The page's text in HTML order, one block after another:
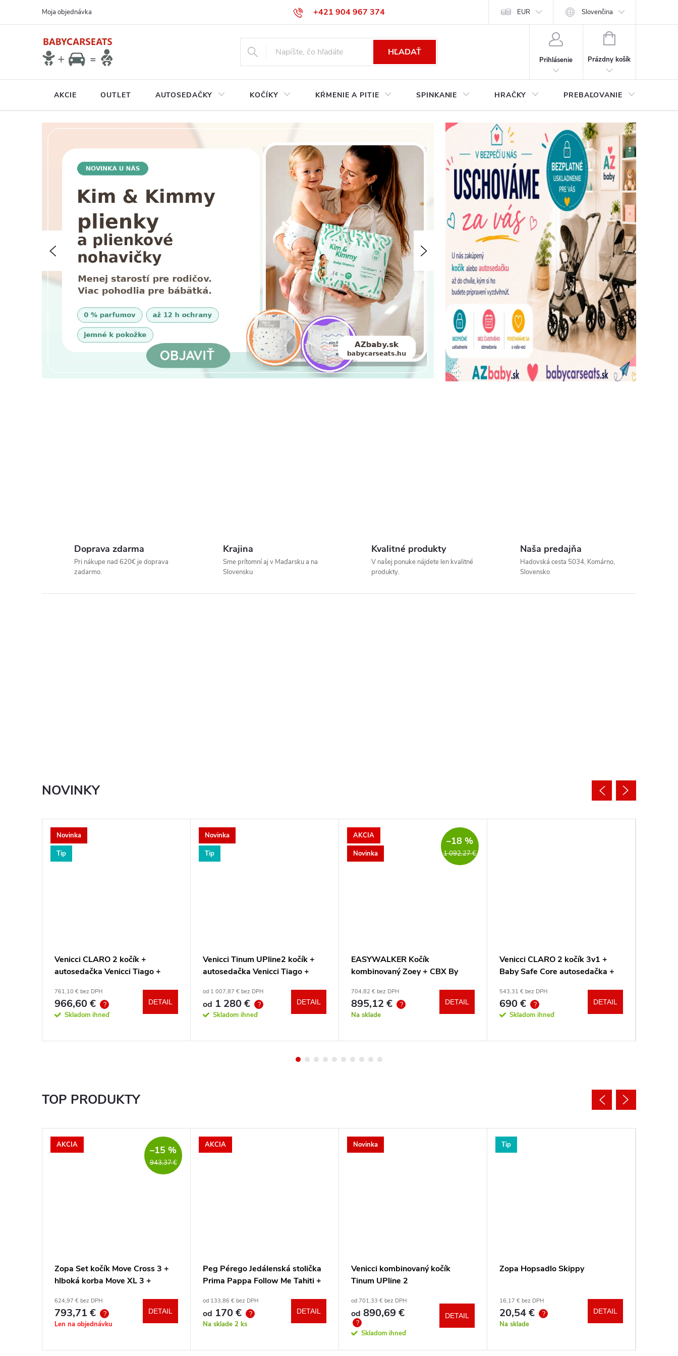
+421 904 967 374‬
info@babycarseats.sk
Moja objednávka EUR Slovenčina
HĽADAŤ
Prihlásenie
NÁKUPNÝ
Prázdny košík
AKCIE OUTLET AUTOSEDAČKY KOČÍKY KŔMENIE A PITIE SPINKANIE HRAČKY PREBAĽOVANIE
N
T
V
A
Predchádzajúce Nasledujúce
Doprava zdarma
Pri nákupe nad 620€ je doprava
zadarmo.
Krajina
Sme prítomní aj v Maďarsku a na
Slovensku
Kvalitné produkty
V našej ponuke nájdete len kvalitné
produkty.
Naša predajňa
Hadovská cesta 5034, Komárno,
Slovensko
NOVINKY
Novinka
Tip
Venicci CLARO 2 kočík +
autosedačka Venicci Tiago +
761,10 € bez DPH
966,60 € ?
Skladom ihneď
DETAIL
Novinka
Tip
Venicci Tinum UPline2 kočík +
autosedačka Venicci Tiago +
od 1 007,87 € bez DPH
od 1 280 € ?
Skladom ihneď
DETAIL
AKCIA
Novinka
1 092,27 €
–18 %
EASYWALKER Kočík
kombinovaný Zoey + CBX By
základňa
704,82 € bez DPH
895,12 € ?
Na sklade
DETAIL
Venicci CLARO 2 kočík 3v1 +
Baby Safe Core autosedačka +
543,31 € bez DPH
690 € ?
Skladom ihneď
DETAIL
TOP PRODUKTY
AKCIA
943,37 €
–15 %
Zopa Set kočík Move Cross 3 +
hlboká korba Move XL 3 +
výberu + báza
624,97 € bez DPH
793,71 € ?
Len na objednávku
DETAIL
AKCIA
Peg Pérego Jedálenská stolička
Prima Pappa Follow Me Tahiti +
od 133,86 € bez DPH
od 170 € ?
Na sklade 2 ks
DETAIL
Novinka
Venicci kombinovaný kočík
Tinum UPline 2
od 701,33 € bez DPH
od 890,69 €
?
Skladom ihneď
DETAIL
Tip
Zopa Hopsadlo Skippy
16,17 € bez DPH
20,54 € ?
Na sklade
DETAIL